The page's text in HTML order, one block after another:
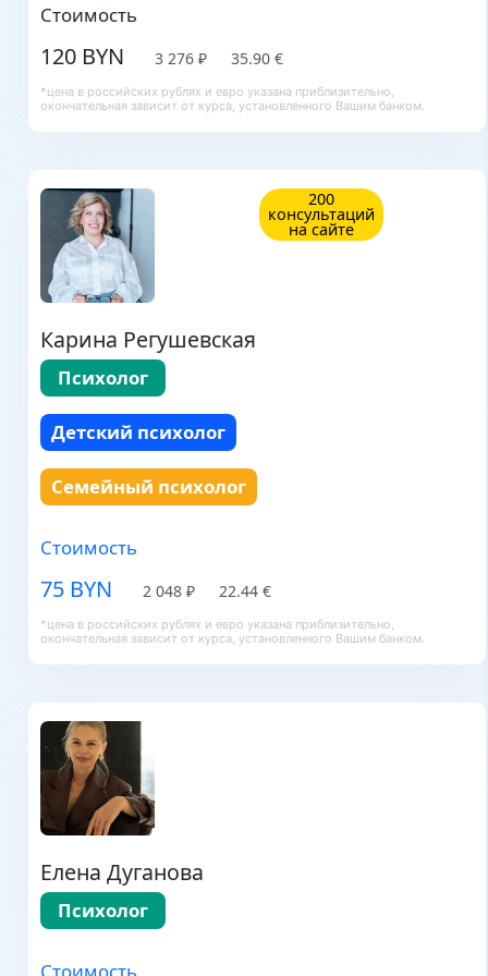
Стоимость
120 BYN 3 276 ₽ 35.90 €
*цена в российских рублях и евро указана приблизительно,
окончательная зависит от курса, установленного Вашим банком.
200
консультаций
на сайте
Карина Регушевская
Психолог
Детский психолог
Семейный психолог
Стоимость
75 BYN 2 048 ₽ 22.44 €
*цена в российских рублях и евро указана приблизительно,
окончательная зависит от курса, установленного Вашим банком.
Елена Дуганова
Психолог